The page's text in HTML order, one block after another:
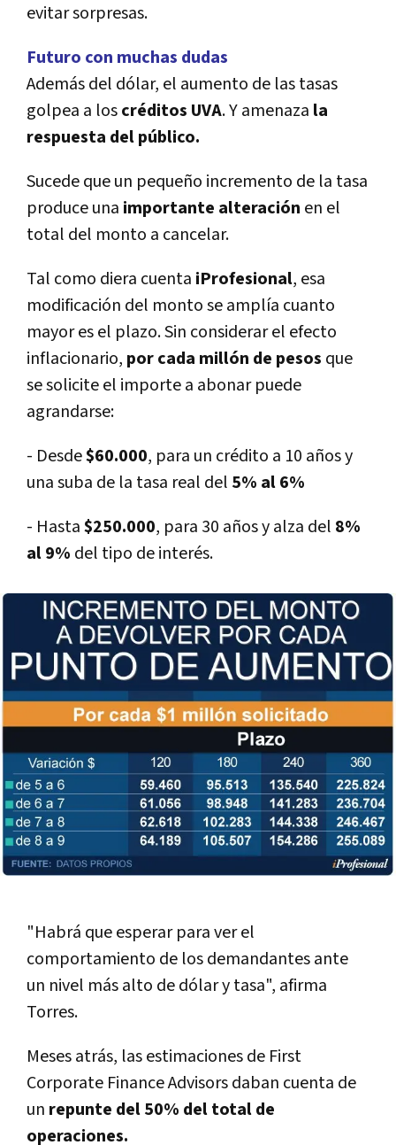
evitar sorpresas.
Futuro con muchas dudas
Además del dólar, el aumento de las tasas
golpea a loscréditos UVA. Y amenaza la
respuesta del público.
Sucede que un pequeño incremento de la tasa
produce una importante alteración en el
total del monto a cancelar.
Tal como diera cuenta iProfesional, esa
modificación del monto se amplí­a cuanto
mayor es el plazo. Sin considerar el efecto
inflacionario, por cada millón de pesos que
se solicite el importe a abonar puede
agrandarse:
- Desde$60.000, para un crédito a 10 años y
una suba de la tasa real del 5% al 6%
- Hasta$250.000, para 30 años y alza del 8%
al 9% del tipo de interés.
"Habrá que esperar para ver el
comportamiento de los demandantes ante
un nivel más alto de dólar y tasa", afirma
Torres.
Meses atrás, las estimaciones de First
Corporate Finance Advisors daban cuenta de
un repunte del 50% del total de
operaciones.